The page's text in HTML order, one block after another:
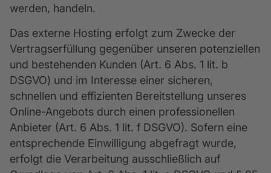
werden, handeln.
Das externe Hosting erfolgt zum Zwecke der
Vertragserfüllung gegenüber unseren potenziellen
und bestehenden Kunden (Art. 6 Abs. 1 lit. b
DSGVO) und im Interesse einer sicheren,
schnellen und effizienten Bereitstellung unseres
Online-Angebots durch einen professionellen
Anbieter (Art. 6 Abs. 1 lit. f DSGVO). Sofern eine
entsprechende Einwilligung abgefragt wurde,
erfolgt die Verarbeitung ausschließlich auf